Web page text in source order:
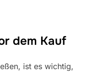
dem Kauf
ist es wichtig,